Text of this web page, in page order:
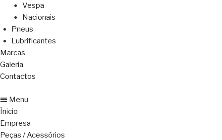
Vespa
Nacionais
Pneus
Lubrificantes
Marcas
Galeria
Contactos
Menu
Ínicio
Empresa
Peças / Acessórios